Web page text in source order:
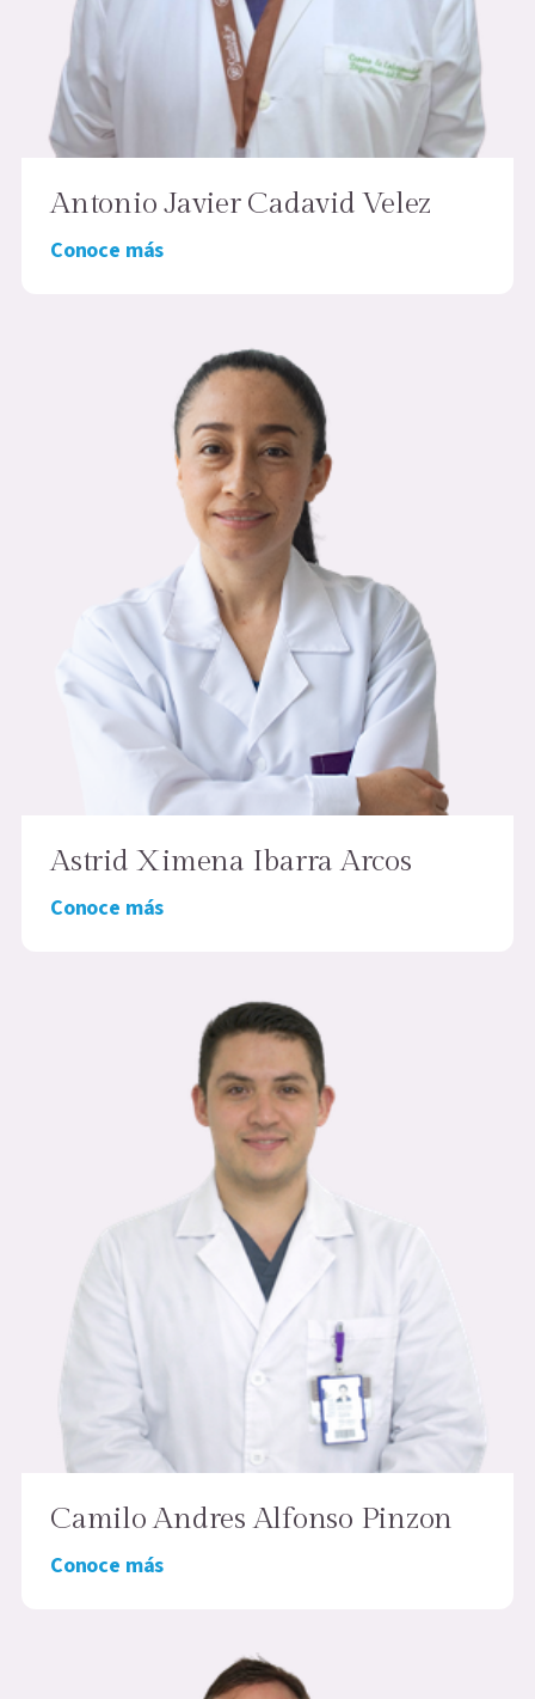
Antonio Javier Cadavid Velez
Conoce más
Astrid Ximena Ibarra Arcos
Conoce más
Camilo Andres Alfonso Pinzon
Conoce más